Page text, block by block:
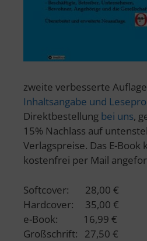
zweite verbesserte
Inhaltsangabe und
Direktbestellung bei uns,
15% Nachlass auf
Verlagspreise. Das E-Book
kostenfrei per Mail
Softcover: 28,00 €
Hardcover: 35,00 €
e-Book: 16,99 €
Großschrift: 27,50 €